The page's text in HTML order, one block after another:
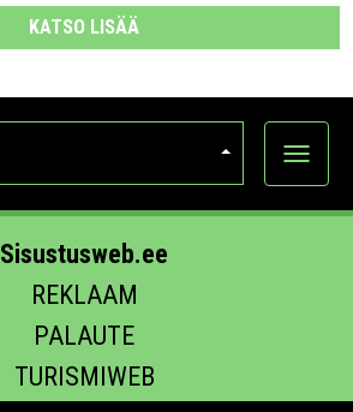
KATSO LISÄÄ
Näytä
Sisustusweb.ee
REKLAAM
PALAUTE
TURISMIWEB